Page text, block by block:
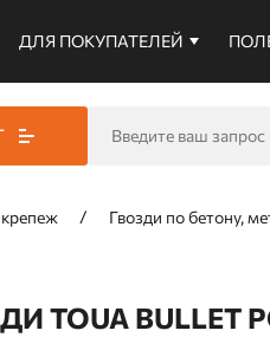
ДЛЯ ПОКУПАТЕЛЕЙ
Гвозди по бетону,
TOUA BULLET